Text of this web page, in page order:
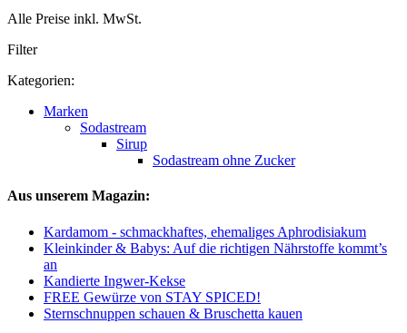
Alle Preise inkl. MwSt.
Filter
Kategorien:
Marken
Sodastream
Sirup
Sodastream ohne Zucker
Aus unserem Magazin:
Kardamom - schmackhaftes, ehemaliges Aphrodisiakum
Kleinkinder & Babys: Auf die richtigen Nährstoffe kommt’s
an
Kandierte Ingwer-Kekse
FREE Gewürze von STAY SPICED!
Sternschnuppen schauen & Bruschetta kauen